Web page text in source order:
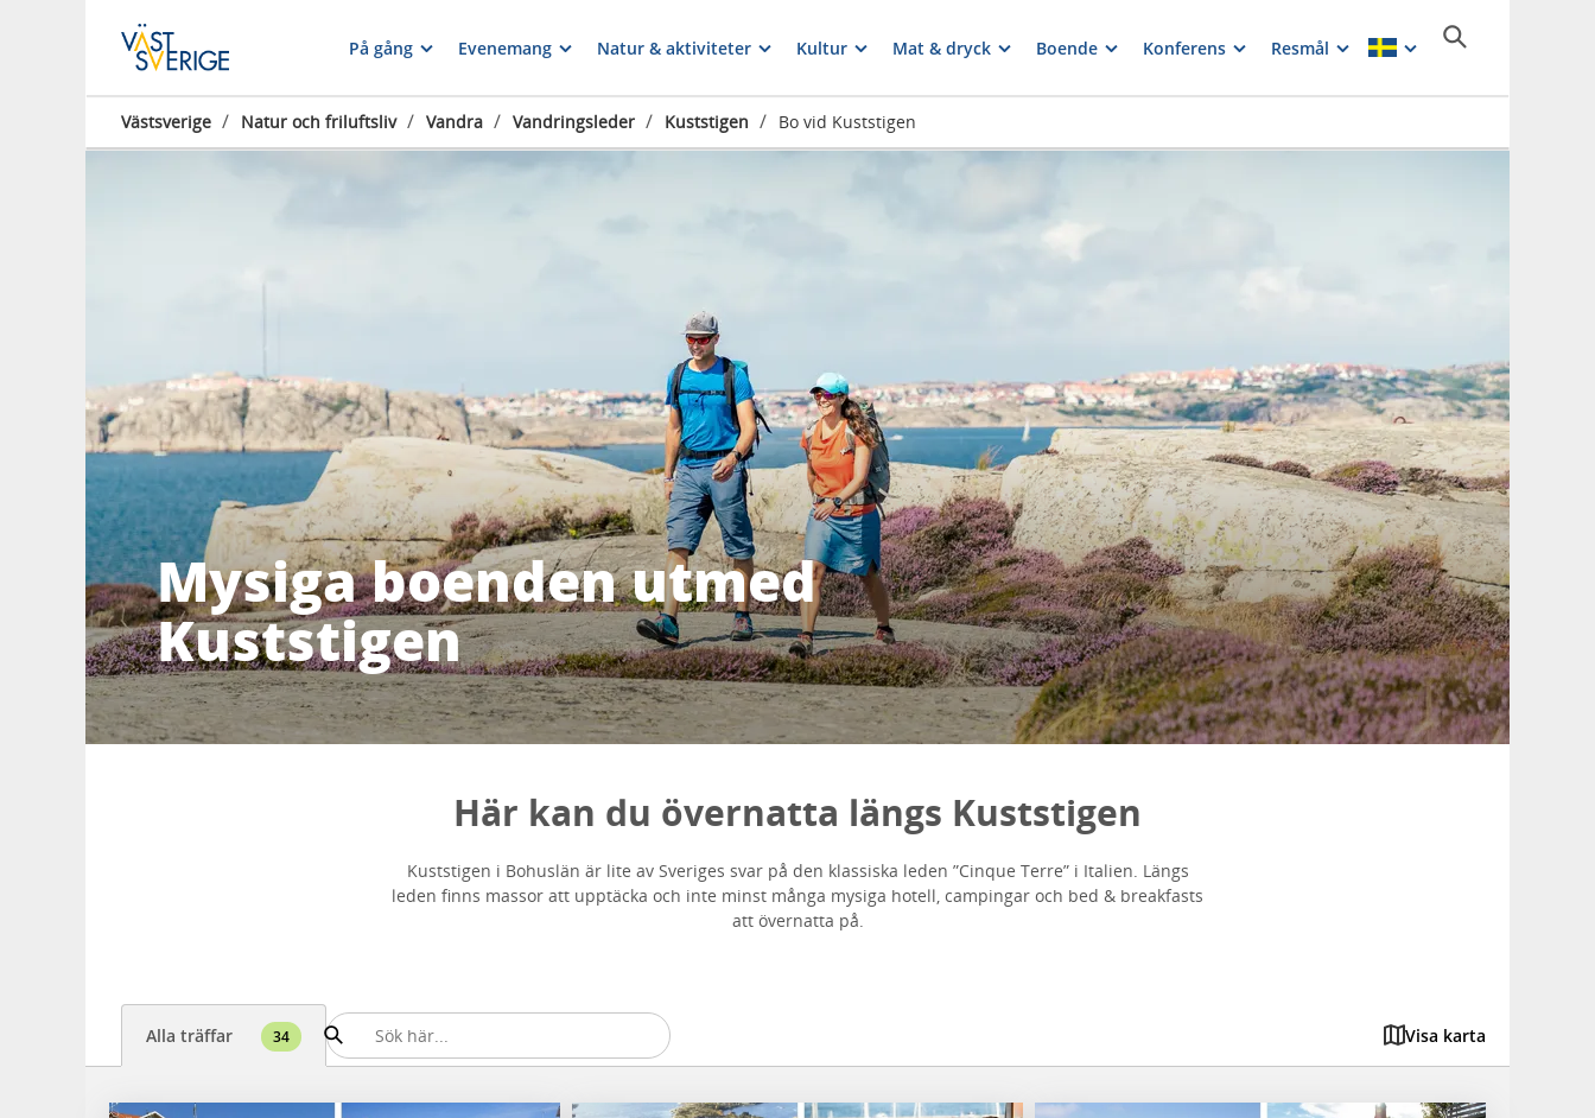
På gång Evenemang Natur & aktiviteter Kultur Mat & dryck Boende Konferens Resmål
Västsverige / Natur och friluftsliv / Vandra / Vandringsleder / Kuststigen / Bo vid Kuststigen
Mysiga boenden utmed
Kuststigen
Här kan du övernatta längs Kuststigen
Kuststigen i Bohuslän är lite av Sveriges svar på den klassiska leden ”Cinque Terre” i Italien. Längs
leden finns massor att upptäcka och inte minst många mysiga hotell, campingar och bed & breakfasts
att övernatta på.
Alla träffar 34 Visa karta